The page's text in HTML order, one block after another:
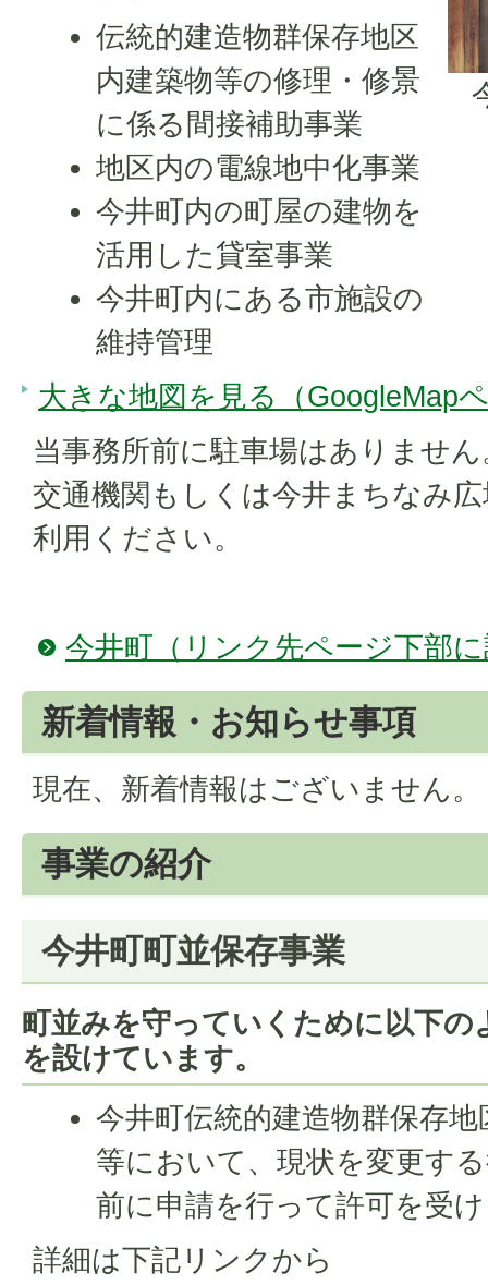
伝統的建造物群保存地区
内建築物等の修理・修景
に係る間接補助事業
地区内の電線地中化事業
今井町内の町屋の建物を
活用した貸室事業
今井町内にある市施設の
維持管理
大きな地図を見る（GoogleMap
当事務所前に駐車場はありませ
交通機関もしくは今井まちなみ
利用ください。
今井町（リンク先ページ下部
新着情報・お知らせ事項
現在、新着情報はございません。
事業の紹介
今井町町並保存事業
町並みを守っていくために以下の
を設けています。
今井町伝統的建造物群保存
等において、現状を変更す
前に申請を行って許可を受
詳細は下記リンクから